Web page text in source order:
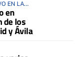
EN LA
en
de los
y Ávila